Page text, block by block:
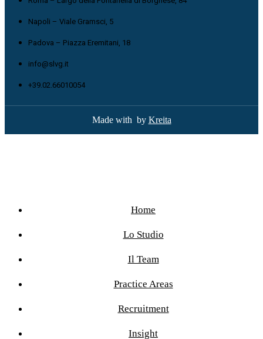
Napoli – Viale Gramsci, 5
Padova – Piazza Eremitani, 18
info@slvg.it
+39.02.66010054
Made with by Kreita
Home
Lo Studio
Il Team
Practice Areas
Recruitment
Insight